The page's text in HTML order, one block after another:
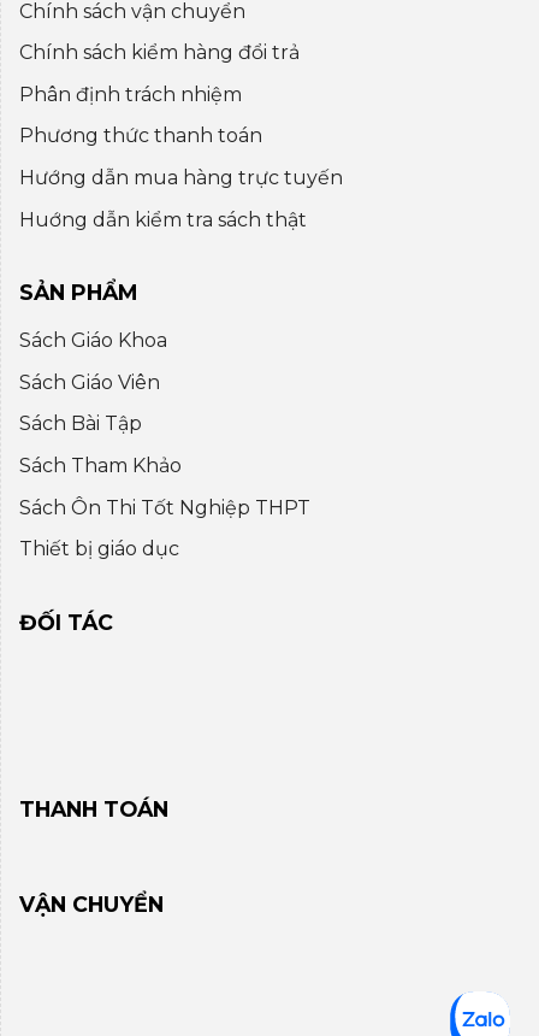
Chính sách vận chuyển
Chính sách kiểm hàng đổi trả
Phân định trách nhiệm
Phương thức thanh toán
Hướng dẫn mua hàng trực tuyến
Huớng dẫn kiểm tra sách thật
SẢN PHẨM
Sách Giáo Khoa
Sách Giáo Viên
Sách Bài Tập
Sách Tham Khảo
Sách Ôn Thi Tốt Nghiệp THPT
Thiết bị giáo dục
ĐỐI TÁC
THANH TOÁN
VẬN CHUYỂN